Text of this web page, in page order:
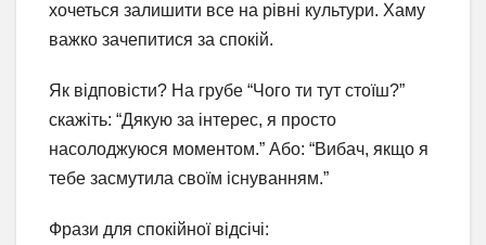
хочеться залишити все на рівні культури. Хаму
важко зачепитися за спокій.
Як відповісти? На грубе “Чого ти тут стоїш?”
скажіть: “Дякую за інтерес, я просто
насолоджуюся моментом.” Або: “Вибач, якщо я
тебе засмутила своїм існуванням.”
Фрази для спокійної відсічі: